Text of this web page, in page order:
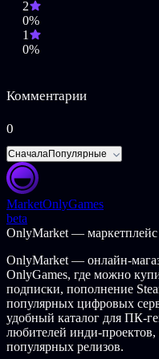
локаций.
2
0%
1
0%
Комментарии
0
СначалаПопулярные
MarketOnlyGames
beta
OnlyMarket —
OnlyMarket — онлайн-
OnlyGames, где можно
подписки, пополнение
популярных цифровых
удобный каталог для ПК-
любителей инди-проектов,
популярных релизов.